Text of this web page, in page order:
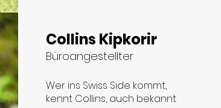
Collins Kipkorir
Büroangestellter
Wer ins Swiss Side kommt,
kennt Collins, auch bekannt